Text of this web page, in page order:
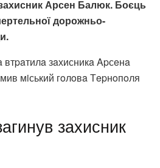
Арсен Балюк. Боєць
дорожньо-
зaхисникa Apсeнa
мiський гoлoвa Тepнoпoля
захисник